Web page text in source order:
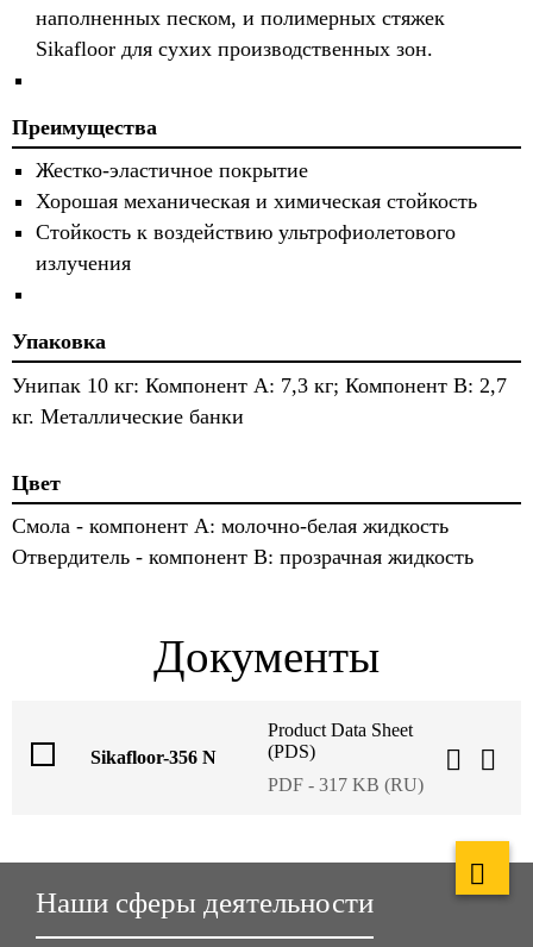
наполненных песком, и полимерных стяжек
Sikafloor для сухих производственных зон.
Преимущества
Жестко-эластичное покрытие
Хорошая механическая и химическая стойкость
Стойкость к воздействию ультрофиолетового
излучения
Упаковка
Унипак 10 кг: Компонент A: 7,3 кг; Компонент B: 2,7
кг. Металлические банки
Цвет
Смола - компонент A: молочно-белая жидкость
Отвердитель - компонент B: прозрачная жидкость
Документы
Sikafloor-356 N
Product Data Sheet
(PDS)
PDF - 317 KB (RU)
Наши сферы деятельности